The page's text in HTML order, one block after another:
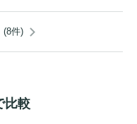
(8件)
比較